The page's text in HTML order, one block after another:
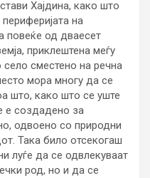
Хајдина, како што
на
повеќе од дваесет
приклештена меѓу
сместено на речна
мора многу да се
што, како што се уште
е создадено за
одвоено со природни
Така било отсекогаш
луѓе да се одвлекуваат
род, но и да се